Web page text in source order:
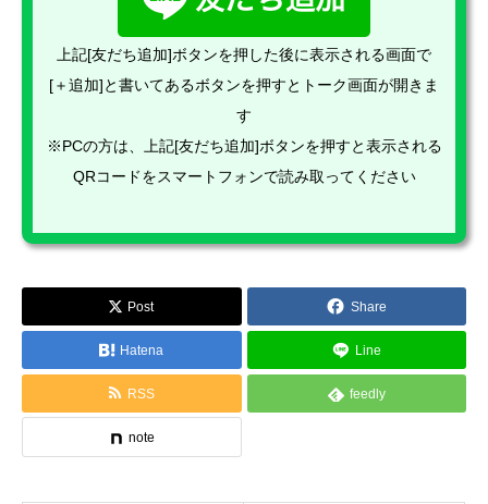
上記[友だち追加]ボタンを押した後に表示される画面で
[＋追加]と書いてあるボタンを押すとトーク画面が開きま
す
※PCの方は、上記[友だち追加]ボタンを押すと表示される
QRコードをスマートフォンで読み取ってください
Post Share
Hatena Line
RSS feedly
note